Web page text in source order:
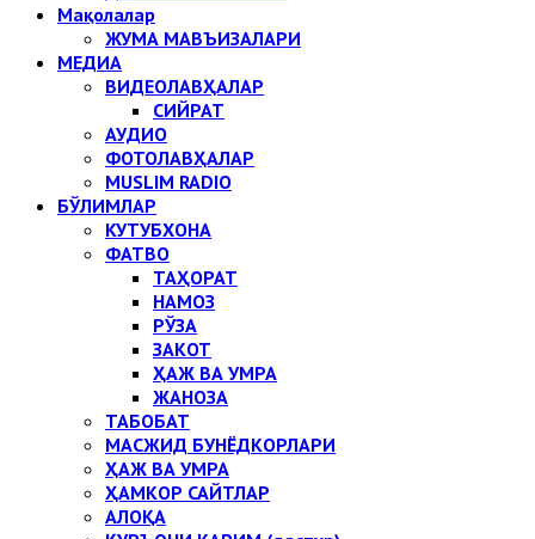
Мақолалар
ЖУМА МАВЪИЗАЛАРИ
МЕДИА
ВИДЕОЛАВҲАЛАР
СИЙРАТ
АУДИО
ФОТОЛАВҲАЛАР
MUSLIM RADIO
БЎЛИМЛАР
КУТУБХОНА
ФАТВО
ТАҲОРАТ
НАМОЗ
РЎЗА
ЗАКОТ
ҲАЖ ВА УМРА
ЖАНОЗА
ТАБОБАТ
МАСЖИД БУНЁДКОРЛАРИ
ҲАЖ ВА УМРА
ҲАМКОР САЙТЛАР
АЛОҚА